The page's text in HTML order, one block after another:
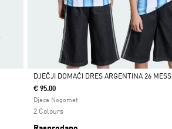
Da
DJEČJI DOMAĆI DRES ARGENTINA 26 MESSI
€ 95.00
Djeca Nogomet
2 Colours